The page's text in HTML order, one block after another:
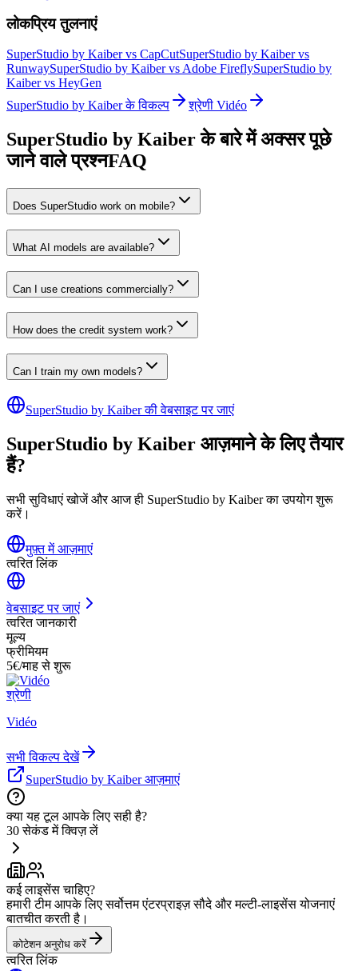
लोकप्रिय तुलनाएं
SuperStudio by Kaiber vs CapCutSuperStudio by Kaiber vs
RunwaySuperStudio by Kaiber vs Adobe FireflySuperStudio by
Kaiber vs HeyGen
SuperStudio by Kaiber के विकल्प
श्रेणी Vidéo
SuperStudio by Kaiber के बारे में अक्सर पूछे
जाने वाले प्रश्नFAQ
Does SuperStudio work on mobile?
What AI models are available?
Can I use creations commercially?
How does the credit system work?
Can I train my own models?
SuperStudio by Kaiber की वेबसाइट पर जाएं
SuperStudio by Kaiber आज़माने के लिए तैयार
हैं?
सभी सुविधाएं खोजें और आज ही SuperStudio by Kaiber का उपयोग शुरू
करें।
मुफ़्त में आज़माएं
त्वरित लिंक
वेबसाइट पर जाएं
त्वरित जानकारी
मूल्य
फ्रीमियम
5€/माह से शुरू
श्रेणी
Vidéo
सभी विकल्प देखें
SuperStudio by Kaiber आज़माएं
क्या यह टूल आपके लिए सही है?
30 सेकंड में क्विज़ लें
कई लाइसेंस चाहिए?
हमारी टीम आपके लिए सर्वोत्तम एंटरप्राइज़ सौदे और मल्टी-लाइसेंस योजनाएं
बातचीत करती है।
कोटेशन अनुरोध करें
त्वरित लिंक